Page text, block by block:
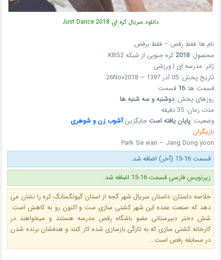
دانلود سریال کره ای Just Dance 2018
نام ها: فقط رقص – فقط برقص
محصول:2018کره جنوبی از شبکه KBS2
ژانر: مدرسه ای | ورزشی
تاریخ پخش: 05 آذر 1397 – 26Nov2018
قسمت ها:16 قسمت
روزهای پخش:دوشنبه و سه شنبه ها
مدت زمان: 35 دقیقه
وضعیت:پایان یافته استجایگزینآشوب زن و شوهری
بازیگران:
Park Se wan – Jang Dong yoon
قسمت 16-15 (آخر) اضافه شد.
زیرنویس فارسی قسمت 16-15 اضافه شد.
خلاصه داستان: داستان سریال شهر گجه از استان گیونگسانگ کره را نشان می
دهد که صنعت عمده این شهر کشتی سازی ست و اکنون رو به کاهش است.
شش دختر دبیرستانی عضو باشگاه رقص مدرسه هستند و میخواهند در
کارخانه کشتی سازی که به تازگی بازسازی شده کار کنند و هدفشان برنده شدن
در مسابقه رقص است…